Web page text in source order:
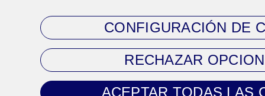
CONTACTO
Tel. 93 720 83 64
CONFIGURACIÓN DE
RECHAZAR
ACEPTAR TODAS LAS